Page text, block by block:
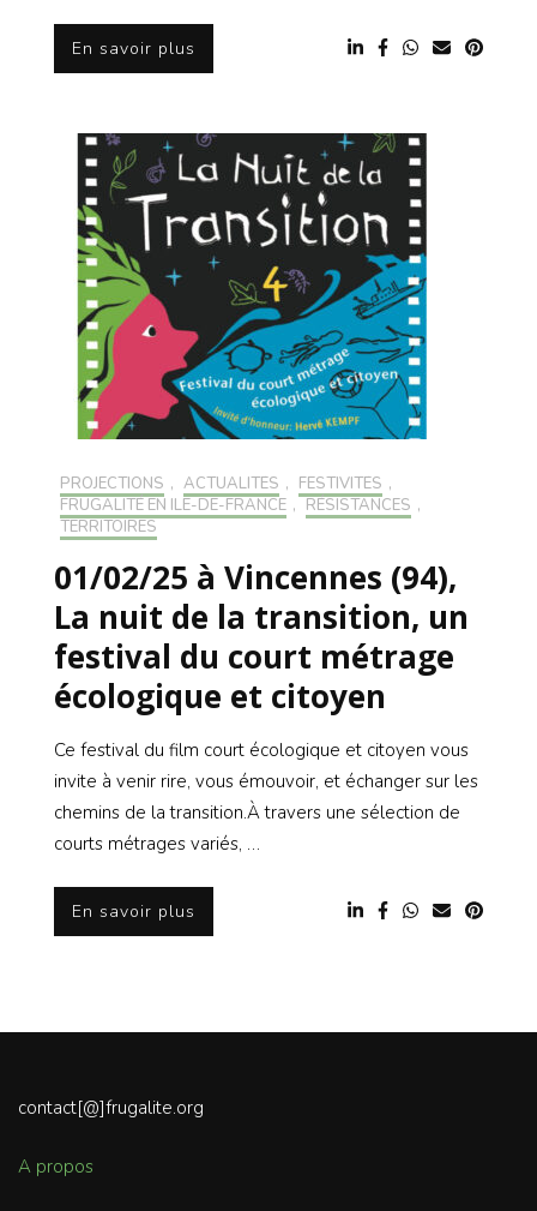
En savoir plus
PROJECTIONS , ACTUALITÉS , FESTIVITÉS ,
FRUGALITÉ EN ILE-DE-FRANCE , RÉSISTANCES ,
TERRITOIRES
01/02/25 à Vincennes (94),
La nuit de la transition, un
festival du court métrage
écologique et citoyen
Ce festival du film court écologique et citoyen vous
invite à venir rire, vous émouvoir, et échanger sur les
chemins de la transition.À travers une sélection de
courts métrages variés, …
En savoir plus
contact[@]frugalite.org
A propos